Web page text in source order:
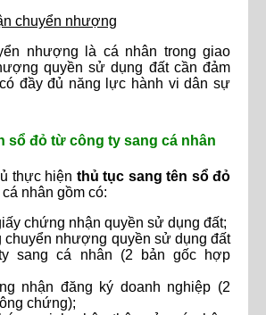
chuyển nhượng
nhượng là cá nhân trong giao
quyền sử dụng đất cần đảm
đầy đủ năng lực hành vi dân sự
sổ đỏ từ công ty sang cá nhân
thực hiện thủ tục sang tên sổ đỏ
nhân gồm có:
chứng nhận quyền sử dụng đất;
chuyển nhượng quyền sử dụng đất
sang cá nhân (2 bản gốc hợp
nhận đăng ký doanh nghiệp (2
chứng);